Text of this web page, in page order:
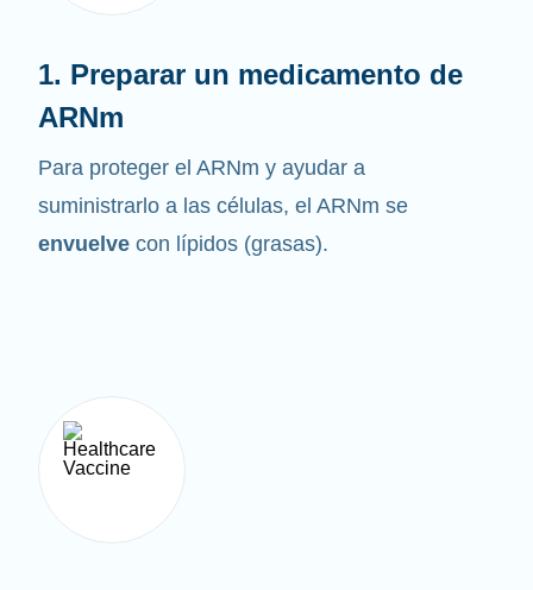
1. Preparar un medicamento de
ARNm
Para proteger el ARNm y ayudar a
suministrarlo a las células, el ARNm se
envuelve con lípidos (grasas).